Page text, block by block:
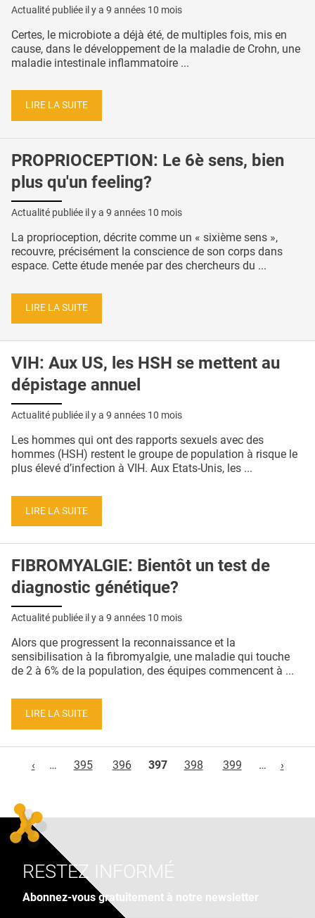
Actualité publiée il y a 9 années 10 mois
Certes, le microbiote a déjà été, de multiples fois, mis en
cause, dans le développement de la maladie de Crohn, une
maladie intestinale inflammatoire ...
LIRE LA SUITE
PROPRIOCEPTION: Le 6è sens, bien
plus qu'un feeling?
Actualité publiée il y a 9 années 10 mois
La proprioception, décrite comme un « sixième sens »,
recouvre, précisément la conscience de son corps dans
espace. Cette étude menée par des chercheurs du ...
LIRE LA SUITE
VIH: Aux US, les HSH se mettent au
dépistage annuel
Actualité publiée il y a 9 années 10 mois
Les hommes qui ont des rapports sexuels avec des
hommes (HSH) restent le groupe de population à risque le
plus élevé d’infection à VIH. Aux Etats-Unis, les ...
LIRE LA SUITE
FIBROMYALGIE: Bientôt un test de
diagnostic génétique?
Actualité publiée il y a 9 années 10 mois
Alors que progressent la reconnaissance et la
sensibilisation à la fibromyalgie, une maladie qui touche
de 2 à 6% de la population, des équipes commencent à ...
LIRE LA SUITE
‹
… 395 396 397 398 399 … ›
RESTEZ INFORMÉ
Abonnez-vous gratuitement à notre newsletter